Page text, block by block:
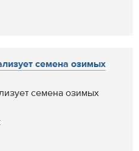
семена озимых
семена озимых